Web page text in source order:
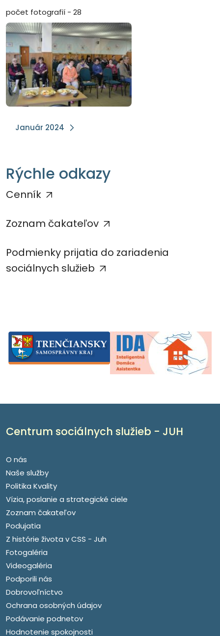
počet fotografií - 28
Január 2024
Rýchle odkazy
Cenník
Zoznam čakateľov
Podmienky prijatia do zariadenia
sociálnych služieb
Centrum sociálnych služieb - JUH
O nás
Naše služby
Politika Kvality
Vízia, poslanie a strategické ciele
Zoznam čakateľov
Podujatia
Z histórie života v CSS - Juh
Fotogaléria
Videogaléria
Podporili nás
Dobrovoľníctvo
Ochrana osobných údajov
Podávanie podnetov
Hodnotenie spokojnosti